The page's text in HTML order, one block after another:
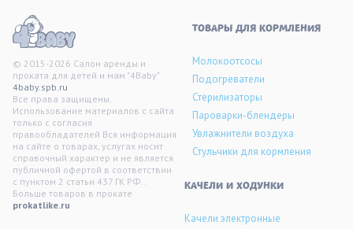
© 2015-2026 Салон аренды и
проката для детей и мам "4Baby"
4baby.spb.ru
Все права защищены.
Использование материалов с сайта
только с согласия
правообладателей Вся информация
на сайте о товарах, услугах носит
справочный характер и не является
публичной офертой в соответствии
с пунктом 2 статьи 437 ГК РФ. .
Больше товаров в прокате
prokatlike.ru
ТОВАРЫ ДЛЯ КОРМЛЕНИЯ
Молокоотсосы
Подогреватели
Стерилизаторы
Пароварки-блендеры
Увлажнители воздуха
Стульчики для кормления
KАЧЕЛИ И ХОДУНКИ
Качели электронные